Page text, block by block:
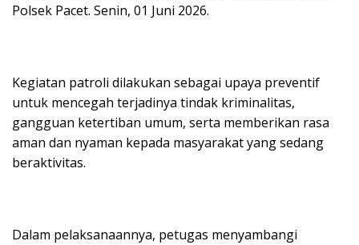
Polsek Pacet. Senin, 01 Juni 2026.
Kegiatan patroli dilakukan sebagai upaya preventif
untuk mencegah terjadinya tindak kriminalitas,
gangguan ketertiban umum, serta memberikan rasa
aman dan nyaman kepada masyarakat yang sedang
beraktivitas.
Dalam pelaksanaannya, petugas menyambangi